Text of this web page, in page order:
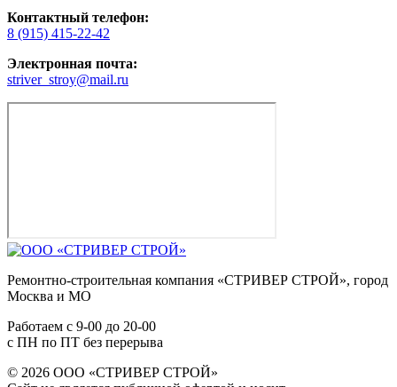
Контактный телефон:
8 (915) 415-22-42
Электронная почта:
striver_stroy@mail.ru
Ремонтно-строительная компания «СТРИВЕР СТРОЙ», город
Москва и МО
Работаем с 9-00 до 20-00
с ПН по ПТ без перерыва
© 2026 ООО «СТРИВЕР СТРОЙ»